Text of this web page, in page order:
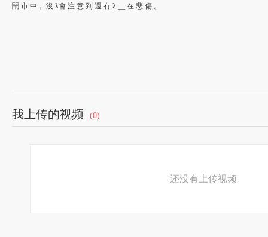
鬧 市 中， 沒 λ會 注 意 到 還 冇 λ __ 在 悲 傷 。
我上传的视频 (0)
还没有上传视频